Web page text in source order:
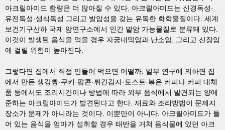
아크릴아미드 함량은 더 많아질 수 있다. 아크릴아미드는 신경독성·
유전독성·생식독성 그리고 발암성을 갖는 유독한 화학물질이다. 세계
보건기구산하 국제 암연구소에서 인간 발암 가능물질로 분류돼 있다.
이것이 발생된 음식을 먹을 경우 자궁내막암과 난소암, 그리고 신장암
에 걸릴 위험이 높아진다.
그렇다면 집에서 직접 만들어 먹으면 어떨까. 일부 연구에 의하면 집
에서 만든 생강빵·쿠키·팝콘·튀긴감자·토스트·볶은 커피나 커피 대체
품 등에서도 조리시간이나 방법에 따라 외부 음식에서 발견되는 양에
준하는 아크릴아미드가 발견된다고 한다. 재료와 조리방법이 문제지
장소가 문제가 아니라는 것이다. 이뿐만이 아니다. 아크릴아미드가 들
어 있는 음식을 엄마가 섭취할 경우 태반을 거쳐 음식물에 있던 아크